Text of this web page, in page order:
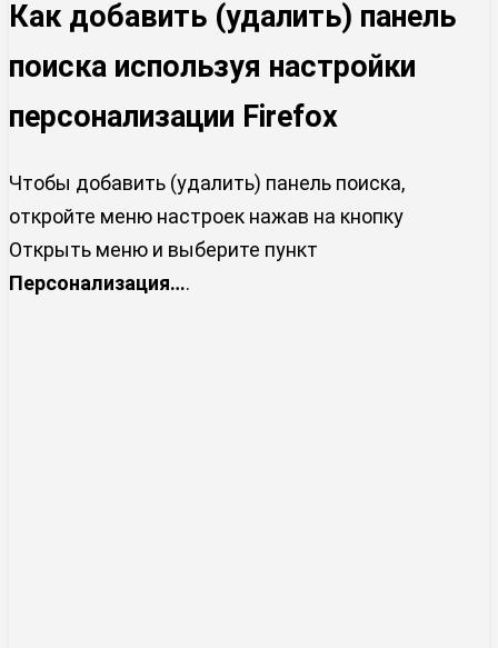
Как добавить (удалить) панель
поиска используя настройки
персонализации Firefox
Чтобы добавить (удалить) панель поиска,
откройте меню настроек нажав на кнопку
Открыть меню и выберите пункт
Персонализация….